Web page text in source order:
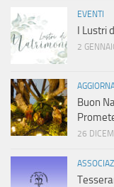
EVENTI
I Lustri
2
Buon
26